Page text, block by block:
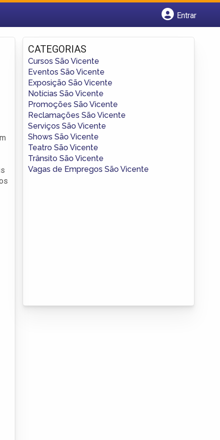
Entrar
Fazer login
Criar conta
CATEGORIAS
Cursos São Vicente
Eventos São Vicente
Exposição São Vicente
Notícias São Vicente
Promoções São Vicente
Reclamações São Vicente
Serviços São Vicente
Shows São Vicente
Teatro São Vicente
Trânsito São Vicente
Vagas de Empregos São Vicente